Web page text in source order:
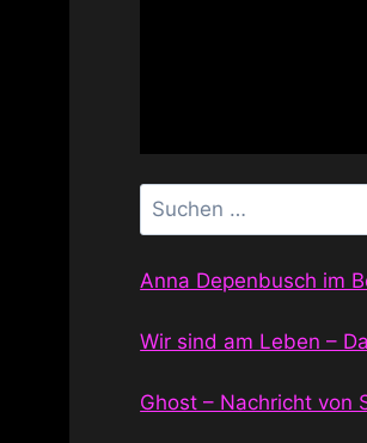
Suchen
nach:
Anna Depenbusch im
Wir sind am Leben –
Ghost – Nachricht von